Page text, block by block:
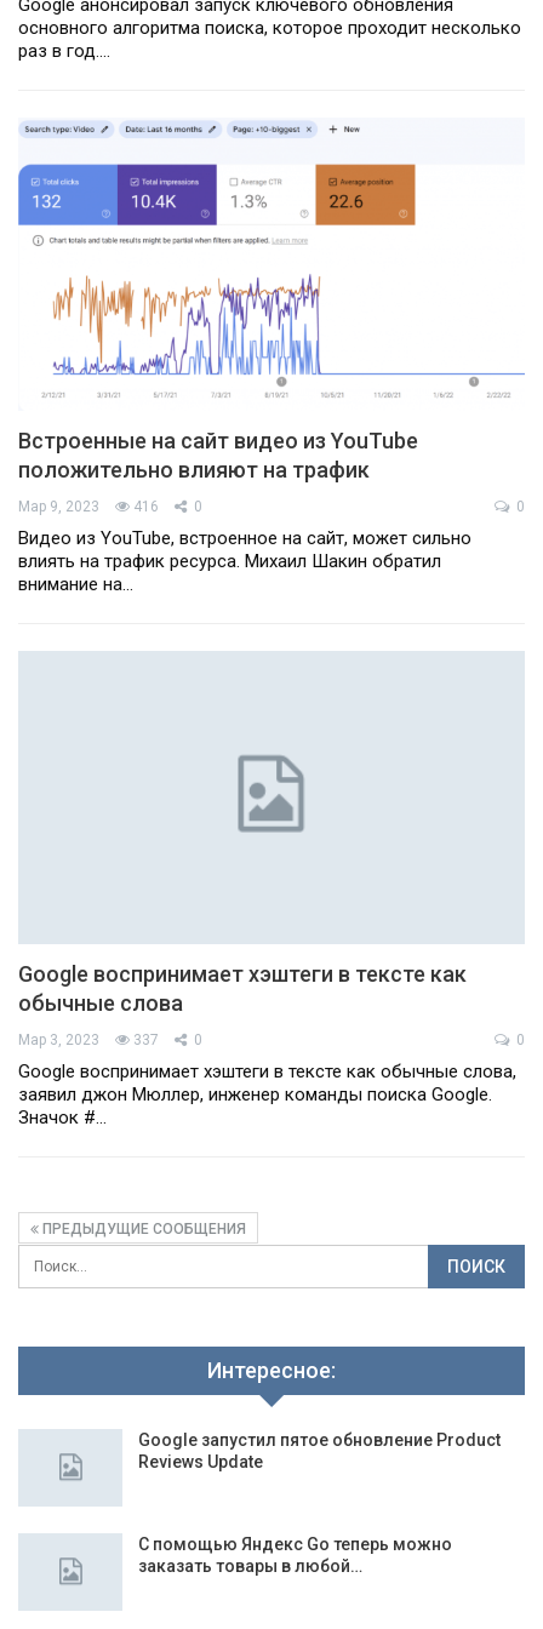
основного алгоритма поиска, которое проходит несколько
раз в год.…
Встроенные на сайт видео из YouTube
положительно влияют на трафик
Мар 9, 2023 416 0 0
Видео из YouTube, встроенное на сайт, может сильно
влиять на трафик ресурса. Михаил Шакин обратил
внимание на…
Google воспринимает хэштеги в тексте как
обычные слова
Мар 3, 2023 337 0 0
Google воспринимает хэштеги в тексте как обычные слова,
заявил джон Мюллер, инженер команды поиска Google.
Значок #…
ПРЕДЫДУЩИЕ СООБЩЕНИЯ
Интересное:
Google запустил пятое обновление Product
Reviews Update
С помощью Яндекс Go теперь можно
заказать товары в любой…